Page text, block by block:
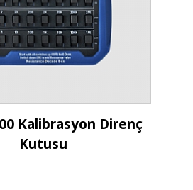
İncele
Kalibrasyon Direnç
Kutusu